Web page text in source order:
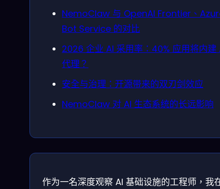
NemoClaw 与 OpenAI Frontier、
Bot Service 的对比
2026 企业 AI 采用率：40% 应用将内建
代理？
安全与治理：开源带来的双刃剑效应
NemoClaw 对 AI 生态系统的长远影响
作为一名深度观察 AI 基础设施的工程师，我